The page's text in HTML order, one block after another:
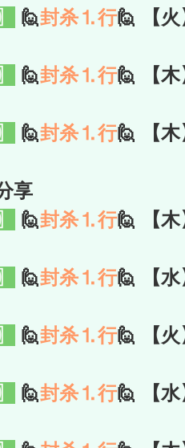
🙋封杀⒈行🙋 【
🙋封杀⒈行🙋 【
🙋封杀⒈行🙋 【
享
🙋封杀⒈行🙋 【
🙋封杀⒈行🙋 【
🙋封杀⒈行🙋 【
🙋封杀⒈行🙋 【